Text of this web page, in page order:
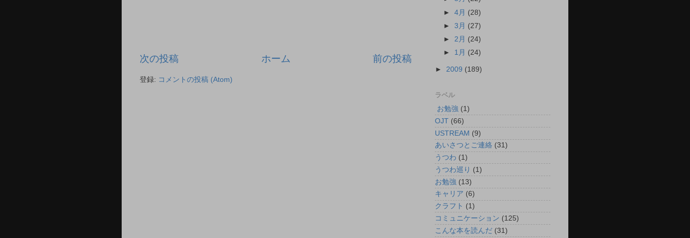
次の投稿 前の投稿
ホーム
登録: コメントの投稿 (Atom)
►4月 (28)
►3月 (27)
► 2月 (24)
► 1月 (24)
► 2009 (189)
ラベル
 お勉強 (1)
OJT (66)
USTREAM (9)
あいさつとご連絡 (31)
うつわ (1)
うつわ巡り (1)
お勉強 (13)
キャリア (6)
クラフト (1)
コミュニケーション (125)
こんな本を読んだ (31)